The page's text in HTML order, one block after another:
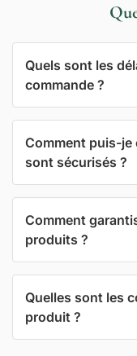
Quels sont les
commande ?
Comment puis-je
sont sécurisés ?
Comment
produits ?
Quelles sont les
produit ?